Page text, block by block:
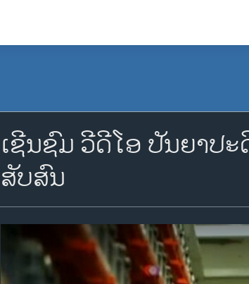
ເຊີນຊົມ ວີດີໂອ ປັນຍາ​ປ
ສັບສົນ